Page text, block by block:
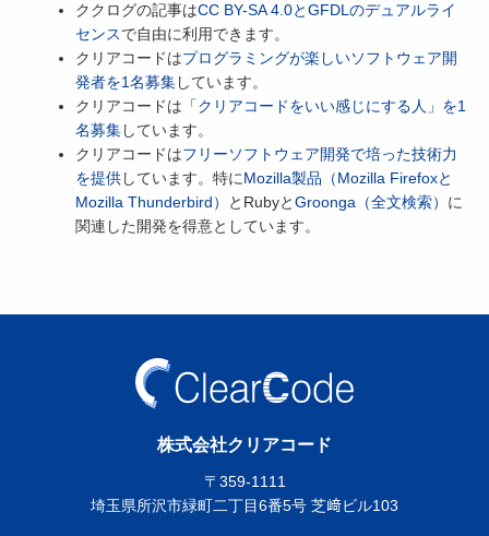
ククログの記事はCC BY-SA 4.0とGFDLのデュアルライ
センスで自由に利用できます。
クリアコードはプログラミングが楽しいソフトウェア開
発者を1名募集しています。
クリアコードは 「クリアコードをいい感じにする人」を1
名募集しています。
クリアコードはフリーソフトウェア開発で培った技術力
を提供しています。特にMozilla製品（Mozilla Firefoxと
Mozilla Thunderbird）
とRubyとGroonga（全文検索） に
関連した開発を得意としています。
株式会社クリアコード
〒359-1111
埼玉県所沢市緑町二丁目6番5号 芝﨑ビル103